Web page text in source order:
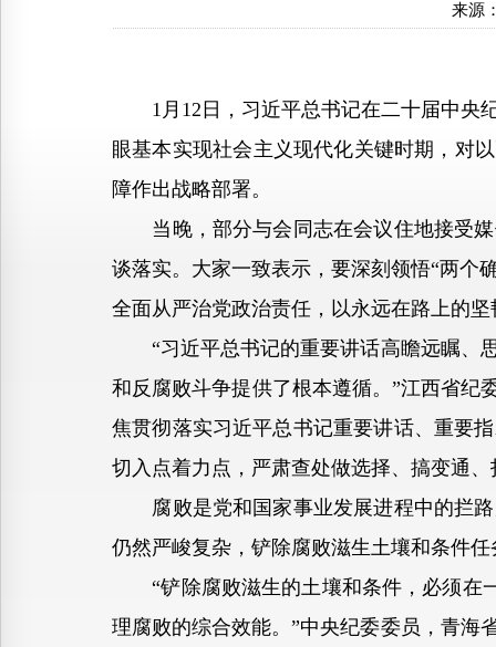
来源
1月12日，习近平总书记在二十届中央
眼基本实现社会主义现代化关键时期，对
障作出战略部署。
当晚，部分与会同志在会议住地接受媒
谈落实。大家一致表示，要深刻领悟“两个
全面从严治党政治责任，以永远在路上的
“习近平总书记的重要讲话高瞻远瞩、思
和反腐败斗争提供了根本遵循。”江西省纪
焦贯彻落实习近平总书记重要讲话、重要
切入点着力点，严肃查处做选择、搞变通
腐败是党和国家事业发展进程中的拦路
仍然严峻复杂，铲除腐败滋生土壤和条件
“铲除腐败滋生的土壤和条件，必须在一
理腐败的综合效能。”中央纪委委员，青海